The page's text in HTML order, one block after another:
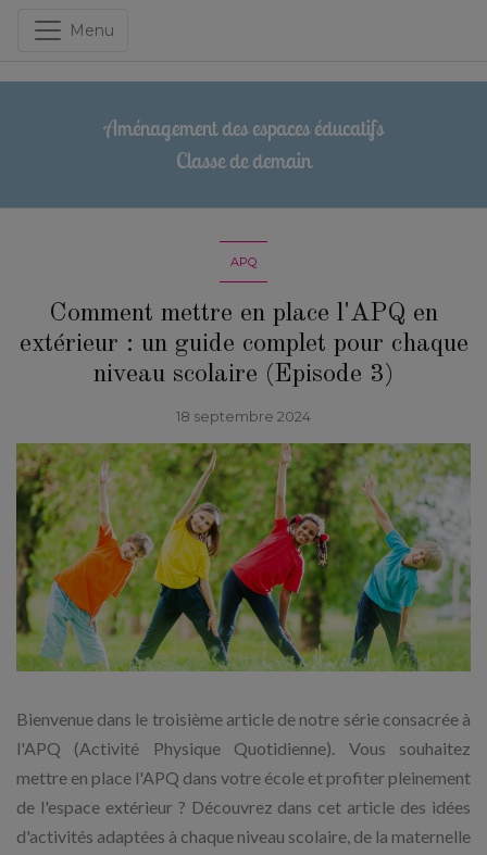
Menu
Aménagement des espaces éducatifs
Classe de demain
APQ
Comment mettre en place l'APQ en
extérieur : un guide complet pour chaque
niveau scolaire (Episode 3)
18 septembre 2024
Bienvenue dans le troisième article de notre série consacrée à
l'APQ (Activité Physique Quotidienne). Vous souhaitez
mettre en place l'APQ dans votre école et profiter pleinement
de l'espace extérieur ? Découvrez dans cet article des idées
d'activités adaptées à chaque niveau scolaire, de la maternelle